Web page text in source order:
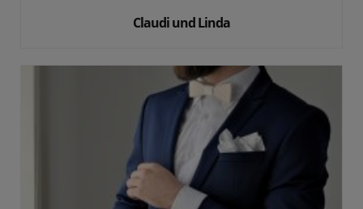
Claudi und Linda